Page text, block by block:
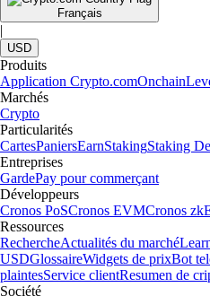
Français
|
USD
Produits
Application Crypto.comOnchain
Marchés
Crypto
Particularités
CartesPaniersEarnStakingStaking
Entreprises
GardePay pour commerçant
Développeurs
Cronos PoSCronos EVMCronos
Ressources
RechercheActualités du marché
USDGlossaireWidgets de prixBot
plaintesService clientResumen de
Société